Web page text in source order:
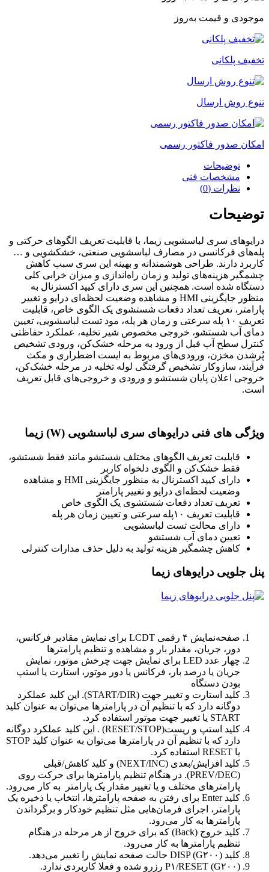
موجودی و قیمت به‌روز
تخفیف پلکانی
تنوع روش ارسال
امکان صدور فاکتور رسمی
توضیحات
مشخصات فنی
نظرات (0)
توضیحات
درایوهای سری لباسشویی زیما، با قابلیت تعریف الگوهای حرکتی و
پله‌های فرکانسی در مصارف لباسشویی صنعتی، خشکشویی و …
کاربرد دارند. طراحی هوشمندانه و بهینه این سری سبب کاهش
چشمگیر هزینه‌های تولید و زمان راه‌اندازی و میزان خرابی کلی
دستگاه شده است. همچنین این سری دارای کیپد اکسترنال به
منظور جایگزینی HMI و مشاهده‌ وضعیت لحظه‌ای درایو و تغییر
پارامتر، تعریف تعداد دفعات شستشوی یک الگوی خاص، قابلیت
تعریف ۱۰ پله‌ سرعتی و زمان هر پله، مود تست لباسشویی، تعیین
دمای آب شستشو، خروجی مخصوص شیر تخلیه، عملکرد حفاظتی
کنترل سطح آب قبل از ورود به مرحله خشک‌کن، ورودی تشخیص
پُرشدن مخزن، ورودی‌های مربوط به ایست اضطراری و مکث
فرآیند، سازوکار تشخیص گرفتگی لوله تخلیه در مرحله خشک‌کن،
خروجی اعلان پایان شستشو و ورودی و خروجی‌های قابل تعریف
است.
ویژگی های فنی درایوهای سری لباسشویی (W) زیما
قابلیت تعریف الگوهای مختلف شستشو مانند فقط شستشو،
فقط خشک‌کن و الگوی دلخواه کاربر
دارای کیپد اکسترنال به منظور جایگزینی HMI و مشاهده‌
وضعیت لحظه‌ای درایو و تغییر پارامتر
تعریف تعداد دفعات شستشوی یک الگوی خاص
قابلیت تعریف ۱۰پله سرعتی و تعیین زمان هر پله
دارای محالت تست لباسشویی
تعیین دمای آب شستشو
کاهش چشمگیر هزینه تولید به دلیل حذف مدارات کنترلی
پنل جلویی درایوهای زیما
صفحه‌نمایش ۴ رقمی LCDT برای نمایش مقادیر فرکانس،
دور، جریان، مقدار بار و مشاهده و تنظیم پارامترها
چهار عدد LED برای نمایش جهت چرخش موتور، نمایش
جریان یا درصد بار، فرکانس یا دور موتور، استارت یا استپ
بودن دستگاه
کلید استارت و تغییر جهت (START/DIR). این کلید عملکرد
دوگانه دارد که با تنظیم آن در پارامترها می‌توان به عنوان کلید
START یا تغییر جهت موتور استفاده کرد.
کلید استپ و ریست(RESET/STOP) . این کلید عملکرد دوگانه
دارد که با تنظیم آن در پارامترها می‌توان به عنوان کلید STOP
یا RESET استفاده کرد.
کلید افزایش/بعدی (NEXT/INC) و کلید کاهش/قبلی
(PREV/DEC). در هنگام تنظیم پارامترها برای حرکت روی
پارامترهای مختلف و یا تغییر مقدار یک پارامتر به کار می‌رود.
کلید Enter برای رفتن به صفحه پارامترها، انتخاب یا ذخیره یک
پارامتر، اجرای فرمان‌هایی مثل تنظیم خودکار و برگرداندن
پارامترها به کار می‌رود.
کلید خروج (Back) که برای خروج از هر مرحله در هنگام
تنظیم پارامترها به کار می‌رود.
کلید DISP (G۲۰۰) حالت صفحه نمایش را تغییر می‌دهد.
P۱/RESET (G۲۰۰) رزرو شده و فعلا کاربردی ندارد.